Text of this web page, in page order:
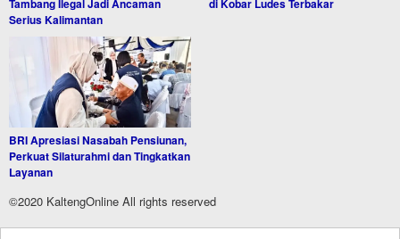
Tambang Ilegal Jadi Ancaman
Serius Kalimantan
di Kobar Ludes Terbakar
BRI Apresiasi Nasabah Pensiunan,
Perkuat Silaturahmi dan Tingkatkan
Layanan
©2020 KaltengOnline All rights reserved